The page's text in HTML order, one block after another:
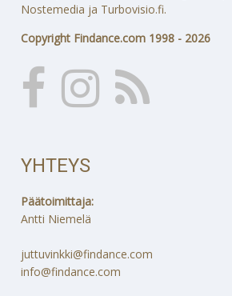
Nostemedia ja Turbovisio.fi.
Copyright Findance.com 1998 - 2026
YHTEYS
Päätoimittaja:
Antti Niemelä
juttuvinkki@findance.com
info@findance.com